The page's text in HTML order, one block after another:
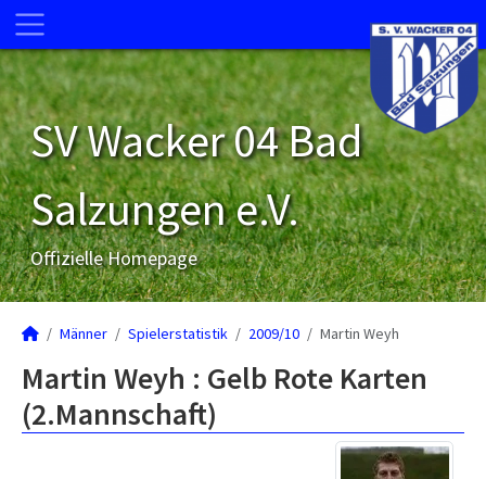
SV Wacker 04 Bad
Salzungen e.V.
Offizielle Homepage
Männer Spielerstatistik 2009/10 Martin Weyh
Martin Weyh : Gelb Rote Karten
(2.Mannschaft)